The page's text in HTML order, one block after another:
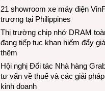
21 showroom xe máy điện
trương tại Philippines
Thị trường chip nhớ DRAM
đang tiếp tục khan hiếm đẩy
thêm
Hội nghị Đối tác Nhà hàng
tư vấn về thuế và các giải
kinh doanh